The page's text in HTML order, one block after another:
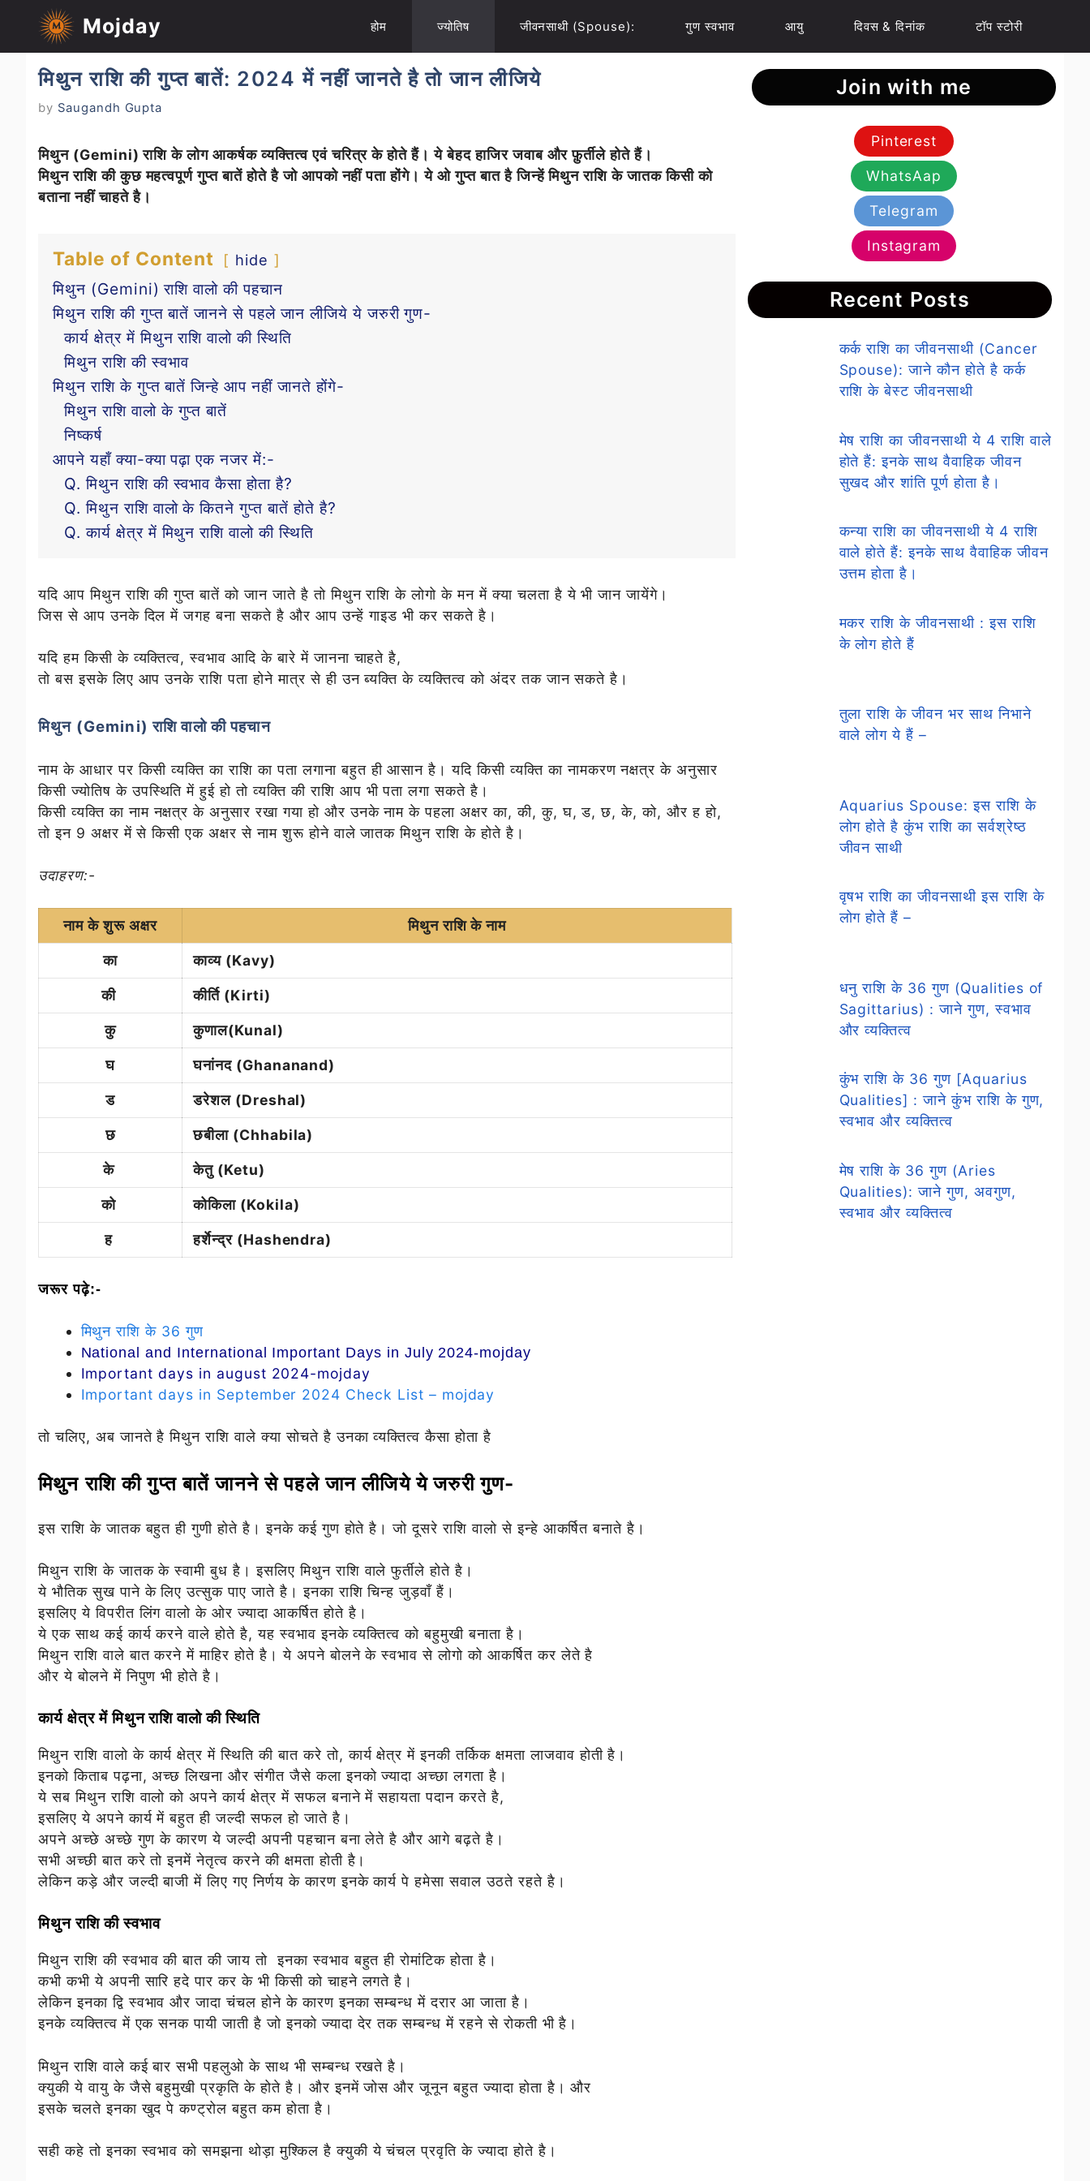
Mojday होम ज्योतिष जीवनसाथी (Spouse): गुण स्वभाव आयु दिवस & दिनांक टॉप स्टोरी
मिथुन राशि की गुप्त बातें: 2024 में नहीं जानते है तो जान लीजिये
by Saugandh Gupta
मिथुन (Gemini) राशि के लोग आकर्षक व्यक्तित्व एवं चरित्र के होते हैं। ये बेहद हाजिर जवाब और फ़ुर्तीले होते हैं।
मिथुन राशि की कुछ महत्वपूर्ण गुप्त बातें होते है जो आपको नहीं पता होंगे।ये ओ गुप्त बात है जिन्हें मिथुन राशि के जातक किसी को
बताना नहीं चाहते है।
Table of Content hide
मिथुन (Gemini) राशि वालो की पहचान
मिथुन राशि की गुप्त बातें जानने से पहले जान लीजिये ये जरुरी गुण-
कार्य क्षेत्र में मिथुन राशि वालो की स्थिति
मिथुन राशि की स्वभाव
मिथुन राशि के गुप्त बातें जिन्हे आप नहीं जानते होंगे-
मिथुन राशि वालो के गुप्त बातें
निष्कर्ष
आपने यहाँ क्या-क्या पढ़ा एक नजर में:-
Q. मिथुन राशि की स्वभाव कैसा होता है?
Q. मिथुन राशि वालो के कितने गुप्त बातें होते है?
Q. कार्य क्षेत्र में मिथुन राशि वालो की स्थिति
यदि आप मिथुन राशि की गुप्त बातें को जान जाते है तो मिथुन राशि के लोगो के मन में क्या चलता है ये भी जान जायेंगे।
जिस से आप उनके दिल में जगह बना सकते है और आप उन्हें गाइड भी कर सकते है।
यदि हम किसी के व्यक्तित्व, स्वभाव आदि के बारे में जानना चाहते है,
तो बस इसके लिए आप उनके राशिपता होने मात्र से ही उन ब्यक्ति के व्यक्तित्व को अंदर तक जान सकते है।
मिथुन (Gemini) राशि वालो की पहचान
नाम के आधार पर किसी व्यक्ति का राशि का पता लगाना बहुत ही आसान है। यदिकिसी व्यक्ति का नामकरण नक्षत्र के अनुसार
किसी ज्योतिष के उपस्थिति में हुई हो तो व्यक्ति की राशि आप भी पता लगा सकते है।
किसी व्यक्ति का नाम नक्षत्र के अनुसार रखा गया हो और उनके नाम के पहला अक्षर का, की, कु, घ, ड, छ, के, को, और ह हो,
तो इन 9 अक्षर में से किसी एक अक्षर से नाम शुरू होने वाले जातक मिथुन राशि के होते है।
उदाहरण:-
नाम के शुरू अक्षर मिथुन राशि के नाम
का काव्य (Kavy)
की कीर्ति (Kirti)
कु कुणाल(Kunal)
घ घनांनद (Ghananand)
ड डरेशल (Dreshal)
छ छबीला (Chhabila)
के केतु (Ketu)
को कोकिला (Kokila)
ह हर्शेन्द्र (Hashendra)
जरूर पढ़े:-
मिथुन राशि के 36 गुण
National and International Important Days in July 2024-mojday
Important days in august 2024-mojday
Important days in September 2024 Check List – mojday
तो चलिए, अब जानते है मिथुन राशि वाले क्या सोचते है उनका व्यक्तित्व कैसा होता है
मिथुन राशि की गुप्त बातें जानने से पहले जान लीजिये ये जरुरी गुण-
इस राशि के जातक बहुत ही गुणी होते है। इनके कई गुण होते है। जो दूसरे राशि वालो से इन्हे आकर्षित बनाते है।
मिथुन राशि के जातक के स्वामी बुध है। इसलिए मिथुन राशि वाले फुर्तीले होते है।
ये भौतिक सुख पाने के लिए उत्सुक पाए जाते है। इनका राशि चिन्ह जुड़वाँ हैं।
इसलिए ये विपरीत लिंग वालो के ओर ज्यादा आकर्षित होते है।
ये एक साथ कई कार्य करने वाले होते है, यह स्वभाव इनके व्यक्तित्व को बहुमुखी बनाता है।
मिथुन राशि वाले बात करने में माहिर होते है। ये अपने बोलने के स्वभाव से लोगो को आकर्षित कर लेते है
और ये बोलने में निपुण भी होते है।
कार्य क्षेत्र में मिथुन राशि वालो की स्थिति
मिथुन राशि वालो के कार्य क्षेत्र में स्थिति की बात करे तो, कार्य क्षेत्र में इनकी तर्किक क्षमता लाजवाव होती है।
इनको किताब पढ़ना, अच्छ लिखना और संगीत जैसे कला इनको ज्यादा अच्छा लगता है।
ये सब मिथुन राशि वालो को अपने कार्य क्षेत्र में सफल बनाने में सहायता पदान करते है,
इसलिए ये अपने कार्य में बहुत ही जल्दी सफल हो जाते है।
अपने अच्छे अच्छे गुण के कारण ये जल्दी अपनी पहचान बना लेते है और आगे बढ़ते है।
सभी अच्छी बात करे तो इनमें नेतृत्व करने की क्षमता होती है।
लेकिनकड़े और जल्दी बाजी में लिए गए निर्णय के कारण इनके कार्य पे हमेसा सवाल उठते रहते है।
मिथुन राशि की स्वभाव
मिथुन राशि की स्वभाव की बात की जाय तो इनका स्वभाव बहुत ही रोमांटिक होता है।
कभी कभी ये अपनी सारि हदे पार कर के भी किसी को चाहने लगते है।
लेकिन इनका द्वि स्वभाव और जादा चंचल होने के कारण इनका सम्बन्ध में दरार आ जाता है।
इनके व्यक्तित्व में एक सनक पायी जाती है जो इनको ज्यादा देर तक सम्बन्ध में रहने से रोकती भी है।
मिथुन राशि वाले कई बार सभी पहलुओ के साथ भी सम्बन्ध रखते है।
क्युकी ये वायु के जैसे बहुमुखी प्रकृति के होते है। और इनमें जोस और जूनून बहुत ज्यादा होता है। और
इसके चलते इनका खुद पे कण्ट्रोल बहुत कम होता है।
सही कहे तो इनका स्वभाव को समझना थोड़ा मुश्किल है क्युकी ये चंचल प्रवृति के ज्यादा होते है।
Join with me
Pinterest
WhatsAap
Telegram
Instagram
Recent Posts
कर्क राशि का जीवनसाथी (Cancer
Spouse): जाने कौन होते है कर्क
राशि के बेस्ट जीवनसाथी
मेष राशि का जीवनसाथी ये 4 राशि वाले
होते हैं: इनके साथ वैवाहिक जीवन
सुखद और शांति पूर्ण होता है।
कन्या राशि का जीवनसाथी ये 4 राशि
वाले होते हैं: इनके साथ वैवाहिक जीवन
उत्तम होता है।
मकर राशि के जीवनसाथी : इस राशि
के लोग होते हैं
तुला राशि के जीवन भर साथ निभाने
वाले लोग ये हैं –
Aquarius Spouse: इस राशि के
लोग होते है कुंभ राशि का सर्वश्रेष्ठ
जीवन साथी
वृषभ राशि का जीवनसाथी इस राशि के
लोग होते हैं –
धनु राशि के 36 गुण (Qualities of
Sagittarius) : जाने गुण, स्वभाव
और व्यक्तित्व
कुंभ राशि के 36 गुण [Aquarius
Qualities] : जाने कुंभ राशि के गुण,
स्वभाव और व्यक्तित्व
मेष राशि के 36 गुण (Aries
Qualities): जाने गुण, अवगुण,
स्वभाव और व्यक्तित्व